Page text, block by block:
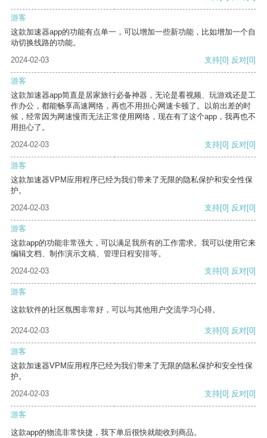
游客
这款加速器app的功能有点单一，可以增加一些新功能，比如增加一个自
动切换线路的功能。
2024-02-03
支持[0] 反对[0]
游客
这款加速器app简直是居家旅行必备神器，无论是看视频、玩游戏还是工
作办公，都能畅享高速网络，再也不用担心网速卡顿了。以前出差的时
候，经常因为网速慢而无法正常使用网络，现在有了这个app，我再也不
用担心了。
2024-02-03
支持[0] 反对[0]
游客
这款加速器VPM应用程序已经为我们带来了无限的隐私保护和安全性保
护。
2024-02-03
支持[0] 反对[0]
游客
这款app的功能非常强大，可以满足我所有的工作需求。我可以使用它来
编辑文档、制作演示文稿、管理日程安排等。
2024-02-03
支持[0] 反对[0]
游客
这款软件的社区氛围非常好，可以与其他用户交流学习心得。
2024-02-03 支持[0] 反对[0]
游客
这款加速器VPM应用程序已经为我们带来了无限的隐私保护和安全性保
护。
2024-02-03
支持[0] 反对[0]
游客
这款app的物流非常快捷，我下单后很快就能收到商品。